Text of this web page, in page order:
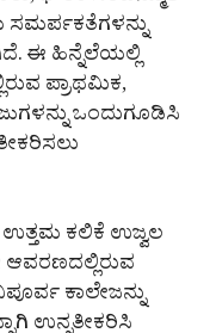
ಸಮರ್ಪಕತೆಗಳನ್ನು
ಈ ಹಿನ್ನೆಲೆಯಲ್ಲಿ
ಪ್ರಾಥಮಿಕ,
ಒಂದುಗೂಡಿಸಿ
ಉತ್ತಮ ಕಲಿಕೆ ಉಜ್ವಲ
ಕಾಲೇಜನ್ನು
ಉನ್ನತೀಕರಿಸಿ